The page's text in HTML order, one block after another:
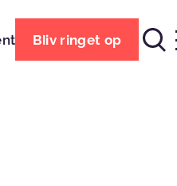
Bliv ringet op